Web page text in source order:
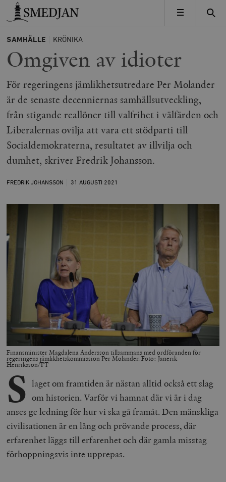
Timbro
MENY
SAMHÄLLE KRÖNIKA
Omgiven av idioter
För regeringens jämlikhetsutredare Per Molander
är de senaste decenniernas samhällsutveckling,
från stigande reallöner till valfrihet i välfärden och
Liberalernas ovilja att vara ett stödparti till
Socialdemokraterna, resultatet av illvilja och
dumhet, skriver Fredrik Johansson.
FREDRIK JOHANSSON 31 AUGUSTI 2021
Finansminister Magdalena Andersson tillsammans med ordföranden för
regeringens jämlikhetskommission Per Molander. Foto: Janerik
Henriksson/TT
S laget om framtiden är nästan alltid också ett slag
om historien. Varför vi hamnat där vi är i dag
anses ge ledning för hur vi ska gå framåt. Den mänskliga
civilisationen är en lång och prövande process, där
erfarenhet läggs till erfarenhet och där gamla misstag
förhoppningsvis inte upprepas.